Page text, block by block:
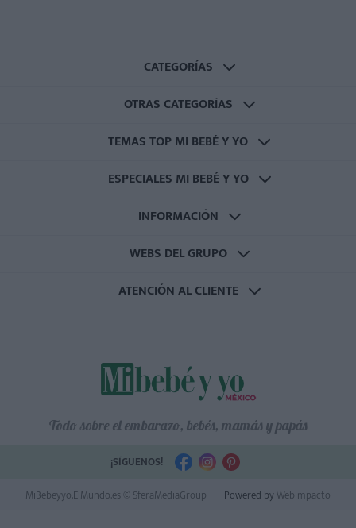
CATEGORÍAS
OTRAS CATEGORÍAS
TEMAS TOP MI BEBÉ Y YO
ESPECIALES MI BEBÉ Y YO
INFORMACIÓN
WEBS DEL GRUPO
ATENCIÓN AL CLIENTE
Todo sobre el embarazo, bebés, mamás y papás
¡SÍGUENOS!
MiBebeyyo.ElMundo.es © SferaMediaGroup
Powered byWebimpacto